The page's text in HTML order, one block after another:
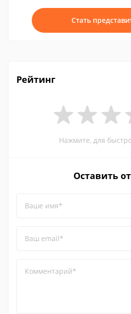
Стать
Рейтинг
Нажмите, для
Оставить
Ваше имя*
Ваш email*
Комментарий*